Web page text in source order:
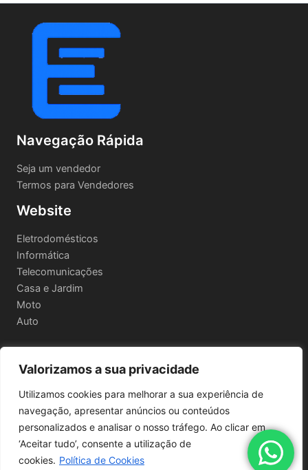
Valorizamos a sua privacidade
Utilizamos cookies para melhorar a sua experiência de
navegação, apresentar anúncios ou conteúdos
personalizados e analisar o nosso tráfego. Ao clicar em
‘Aceitar tudo’, consente a utilização de
cookies. Política de Cookies
Navegação Rápida
Seja um vendedor
Termos para Vendedores
Website
Eletrodomésticos
Informática
Telecomunicações
Casa e Jardim
Moto
Auto
Informações Legais
Política de privacidade
Termos e Condições
Política de Envio e Devoluções